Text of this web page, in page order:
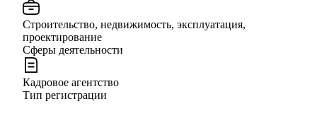
Строительство, недвижимость, эксплуатация,
проектирование
Сферы деятельности
Кадровое агентство
Тип регистрации